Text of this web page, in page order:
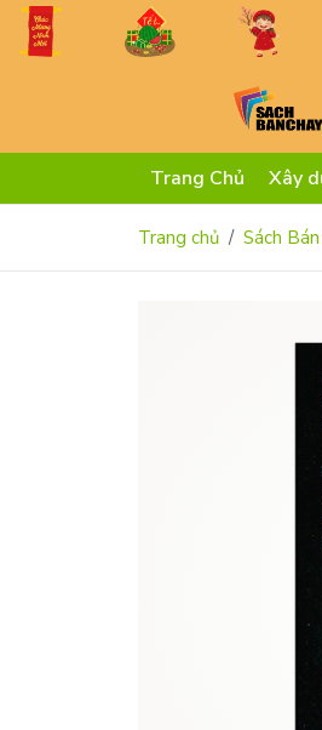
Trang Chủ Xây
Trang chủ Sách